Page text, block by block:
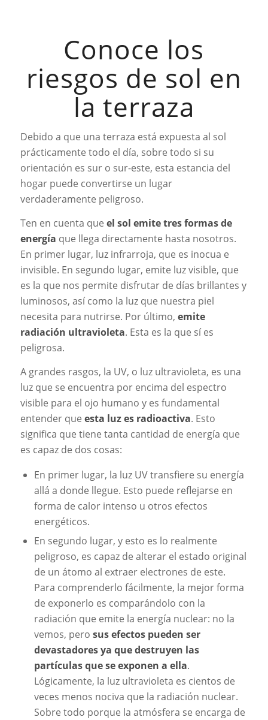
Conoce los
riesgos de sol en
la terraza
Debido a que una terraza está expuesta al sol
prácticamente todo el día, sobre todo si su
orientación es sur o sur-este, esta estancia del
hogar puede convertirse un lugar
verdaderamente peligroso.
Ten en cuenta que el sol emite tres formas de
energía que llega directamente hasta nosotros.
En primer lugar, luz infrarroja, que es inocua e
invisible. En segundo lugar, emite luz visible, que
es la que nos permite disfrutar de días brillantes y
luminosos, así como la luz que nuestra piel
necesita para nutrirse. Por último, emite
radiación ultravioleta. Esta es la que sí es
peligrosa.
A grandes rasgos, la UV, o luz ultravioleta, es una
luz que se encuentra por encima del espectro
visible para el ojo humano y es fundamental
entender que esta luz es radioactiva. Esto
significa que tiene tanta cantidad de energía que
es capaz de dos cosas:
En primer lugar, la luz UV transfiere su energía
allá a donde llegue. Esto puede reflejarse en
forma de calor intenso u otros efectos
energéticos.
En segundo lugar, y esto es lo realmente
peligroso, es capaz de alterar el estado original
de un átomo al extraer electrones de este.
Para comprenderlo fácilmente, la mejor forma
de exponerlo es comparándolo con la
radiación que emite la energía nuclear: no la
vemos, pero sus efectos pueden ser
devastadores ya que destruyen las
partículas que se exponen a ella.
Lógicamente, la luz ultravioleta es cientos de
veces menos nociva que la radiación nuclear.
Sobre todo porque la atmósfera se encarga de